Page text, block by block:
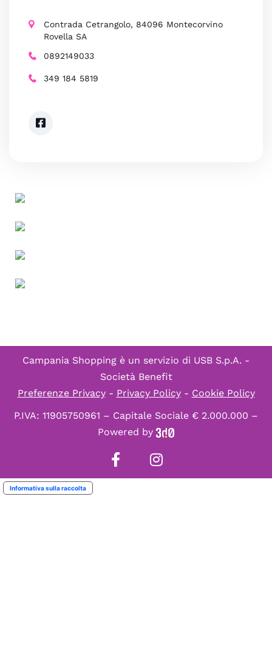
Contrada Cetrangolo, 84096 Montecorvino
Rovella SA
0892149033
349 184 5819
Campania Shopping è un servizio di USB S.p.A. -
Società Benefit
Preferenze Privacy- Privacy Policy- Cookie Policy
P.IVA: 11905750961 – Capitale Sociale € 2.000.000 –
Powered by
Informativa sulla raccolta